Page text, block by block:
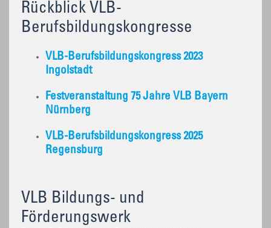
Rückblick VLB-
Berufsbildungskongresse
VLB-Berufsbildungskongress 2023
Ingolstadt
Festveranstaltung 75 Jahre VLB Bayern
Nürnberg
VLB-Berufsbildungskongress 2025
Regensburg
VLB Bildungs- und
Förderungswerk